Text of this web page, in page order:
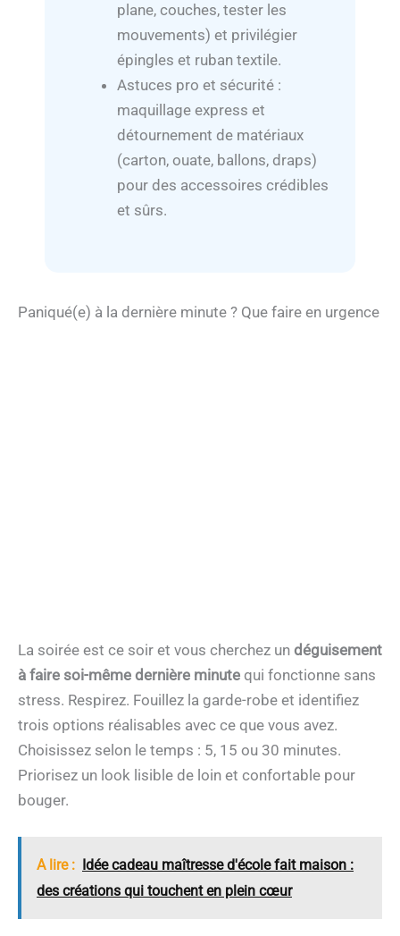
plane, couches, tester les
mouvements) et privilégier
épingles et ruban textile.
Astuces pro et sécurité :
maquillage express et
détournement de matériaux
(carton, ouate, ballons, draps)
pour des accessoires crédibles
et sûrs.
Paniqué(e) à la dernière minute ? Que faire en urgence
La soirée est ce soir et vous cherchez un déguisement
à faire soi-même dernière minute qui fonctionne sans
stress. Respirez. Fouillez la garde-robe et identifiez
trois options réalisables avec ce que vous avez.
Choisissez selon le temps : 5, 15 ou 30 minutes.
Priorisez un look lisible de loin et confortable pour
bouger.
A lire : Idée cadeau maîtresse d'école fait maison :
des créations qui touchent en plein cœur